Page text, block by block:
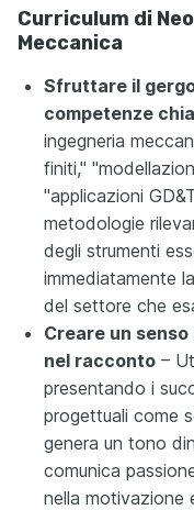
Curriculum di
Meccanica
Sfruttare il
competenze
ingegneria
finiti,"
"applicazioni
metodologie
degli strumenti
immediatamente
del settore che
Creare un
nel racconto –
presentando i
progettuali come
genera un tono
comunica
nella motivazione